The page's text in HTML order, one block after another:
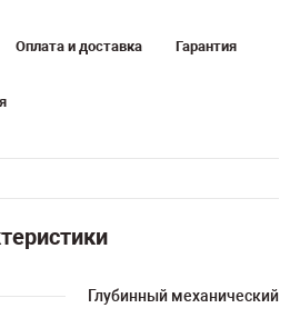
Оплата и доставка Гарантия
Глубинный механический